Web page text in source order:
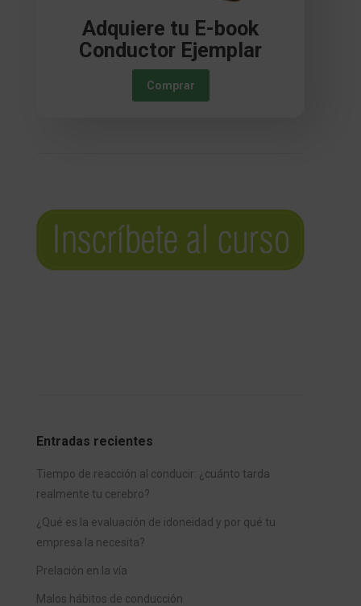
Adquiere tu E-book
Conductor Ejemplar
Comprar
Entradas recientes
Tiempo de reacción al conducir: ¿cuánto tarda
realmente tu cerebro?
¿Qué es la evaluación de idoneidad y por qué tu
empresa la necesita?
Prelación en la vía
Malos hábitos de conducción